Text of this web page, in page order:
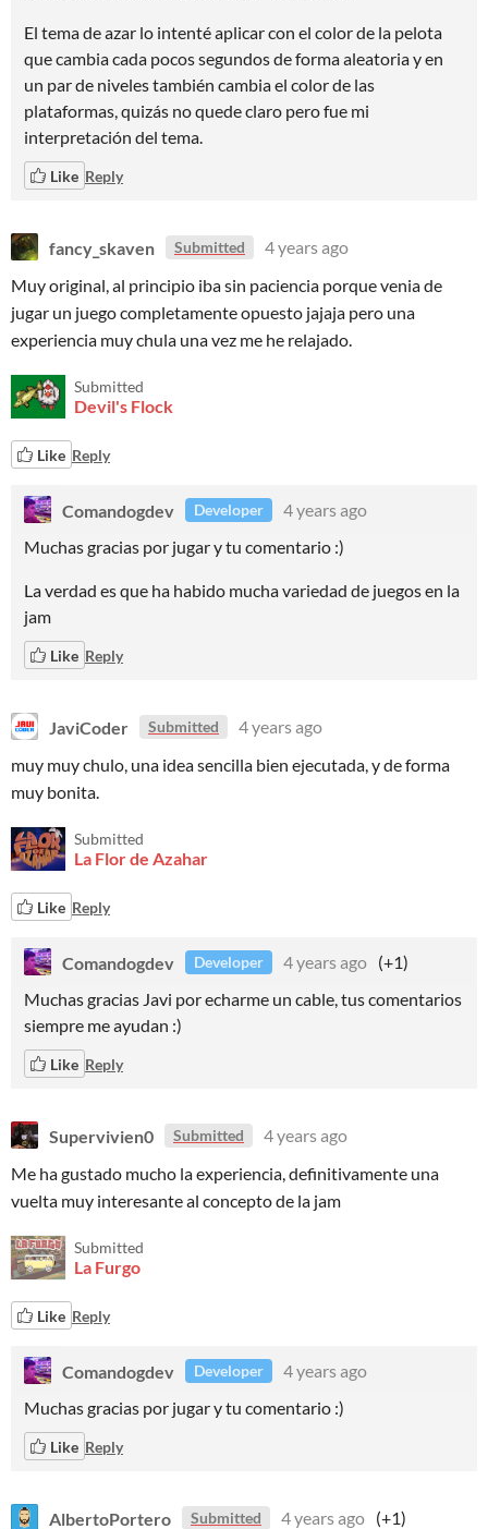
El tema de azar lo intenté aplicar con el color de la pelota
que cambia cada pocos segundos de forma aleatoria y en
un par de niveles también cambia el color de las
plataformas, quizás no quede claro pero fue mi
interpretación del tema.
Like Reply
fancy_skaven Submitted
4 years ago
Muy original, al principio iba sin paciencia porque venia de
jugar un juego completamente opuesto jajaja pero una
experiencia muy chula una vez me he relajado.
Submitted
Devil's Flock
Like Reply
Comandogdev Developer
4 years ago
Muchas gracias por jugar y tu comentario :)
La verdad es que ha habido mucha variedad de juegos en la
jam
Like Reply
JaviCoder Submitted
4 years ago
muy muy chulo, una idea sencilla bien ejecutada, y de forma
muy bonita.
Submitted
La Flor de Azahar
Like Reply
Comandogdev Developer 4 years ago (+1)
Muchas gracias Javi por echarme un cable, tus comentarios
siempre me ayudan :)
Like Reply
Supervivien0 Submitted
4 years ago
Me ha gustado mucho la experiencia, definitivamente una
vuelta muy interesante al concepto de la jam
Submitted
La Furgo
Like Reply
Comandogdev Developer
4 years ago
Muchas gracias por jugar y tu comentario :)
Like Reply
AlbertoPortero Submitted 4 years ago (+1)